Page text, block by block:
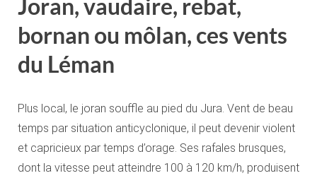
Joran, vaudaire, rebat,
bornan ou môlan, ces vents
du Léman
Plus local, le joran souffle au pied du Jura. Vent de beau
temps par situation anticyclonique, il peut devenir violent
et capricieux par temps d’orage. Ses rafales brusques,
dont la vitesse peut atteindre 100 à 120 km/h, produisent